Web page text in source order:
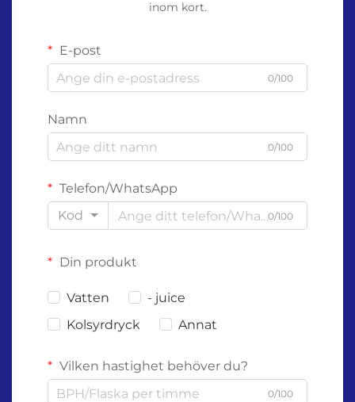
inom kort.
E-post
0/100
Namn
0/100
Telefon/WhatsApp
Kod
0/100
Din produkt
Vatten
- juice
Kolsyrdryck
Annat
Vilken hastighet behöver du?
0/100